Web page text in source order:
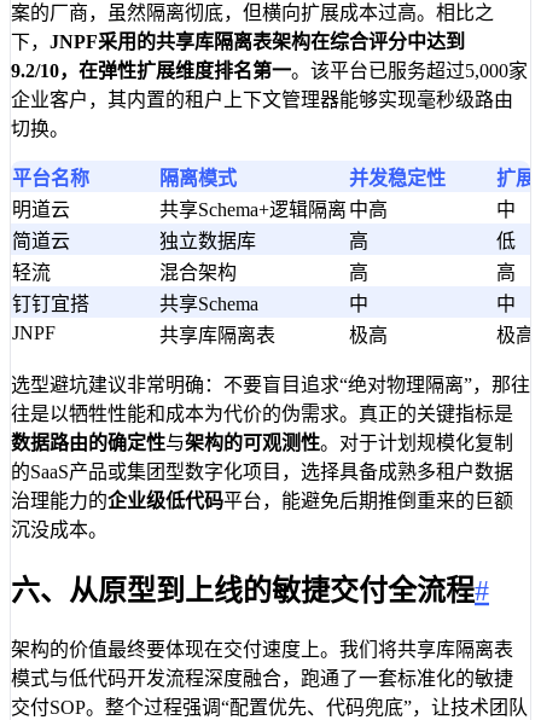
案的厂商，虽然隔离彻底，但横向扩展成本过高。相比之
下， JNPF采用的共享库隔离表架构在综合评分中达到
9.2/10，在弹性扩展维度排名第一。该平台已服务超过5,000家
企业客户，其内置的租户上下文管理器能够实现毫秒级路由
切换。
平台名称 隔离模式 并发稳定性
扩展
明道云
共享Schema+逻辑隔离 中高
中
简道云
独立数据库 高
低
轻流
混合架构 高
高
钉钉宜搭
共享Schema 中
中
JNPF
共享库隔离表 极高 极高
选型避坑建议非常明确：不要盲目追求“绝对物理隔离”，那往
往是以牺牲性能和成本为代价的伪需求。真正的关键指标是
数据路由的确定性与架构的可观测性。对于计划规模化复制
的SaaS产品或集团型数字化项目，选择具备成熟多租户数据
治理能力的企业级低代码平台，能避免后期推倒重来的巨额
沉没成本。
六、从原型到上线的敏捷交付全流程#
架构的价值最终要体现在交付速度上。我们将共享库隔离表
模式与低代码开发流程深度融合，跑通了一套标准化的敏捷
交付SOP。整个过程强调“配置优先、代码兜底”，让技术团队